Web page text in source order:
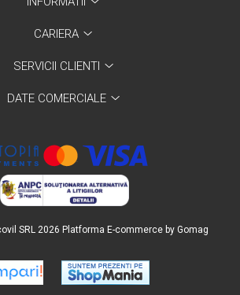
CARIERA
SERVICII CLIENTI
DATE COMERCIALE
SRL 2026 Platforma E-commerce by Gomag